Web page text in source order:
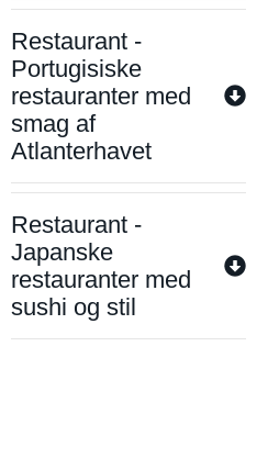
Restaurant -
Portugisiske
restauranter med
smag af
Atlanterhavet
Restaurant -
Japanske
restauranter med
sushi og stil